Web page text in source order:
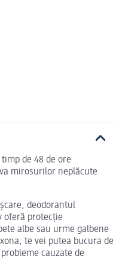
de 48 de ore
mirosurilor neplăcute
deodorantul
oferă protecție
albe sau urme galbene
te vei putea bucura de
cauzate de